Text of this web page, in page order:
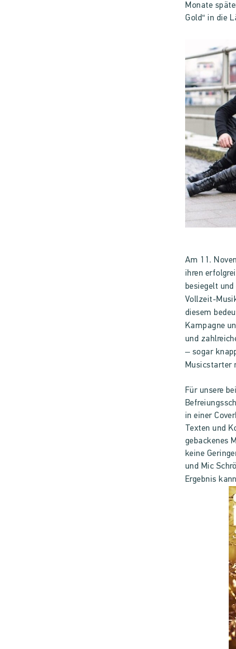
Monate
Gold“ in die
Am 11.
ihren
besiegelt
Vollzeit-
diesem
Kampagne
und
– sogar
Musicstarter
Für unsere
in einer
Texten und
gebackenes
keine
und Mic
Ergebnis